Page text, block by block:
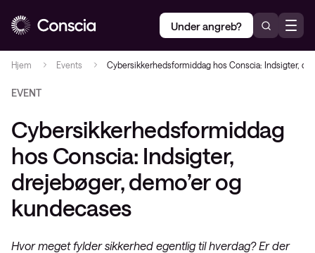
Under angreb?
Hjem Events Cybersikkerhedsformiddag hos Conscia: Indsigter,
EVENT
Cybersikkerhedsformiddag
hos Conscia: Indsigter,
drejebøger, demo’er og
kundecases
Hvor meget fylder sikkerhed egentlig til hverdag? Er der